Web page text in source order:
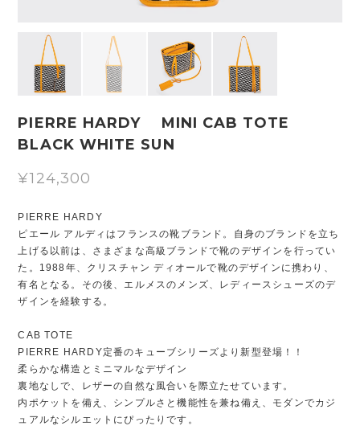
PIERRE HARDY MINI CAB TOTE
BLACK WHITE SUN
¥124,300
PIERRE HARDY
ピエール アルディはフランスの靴ブランド。自身のブランドを立ち
上げる以前は、さまざまな高級ブランドで靴のデザインを行ってい
た。1988年、クリスチャン ディオールで靴のデザインに携わり、
有名となる。その後、エルメスのメンズ、レディースシューズのデ
ザインを経験する。
CAB TOTE
PIERRE HARDY定番のキューブシリーズより新型登場！！
柔らかな構造とミニマルなデザイン
裏地なしで、レザーの自然な風合いを際立たせています。
内ポケットを備え、シンプルさと機能性を兼ね備え、モダンでカジ
ュアルなシルエットにぴったりです。